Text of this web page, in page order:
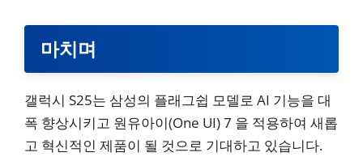
마치며
갤럭시 S25는 삼성의 플래그쉽 모델로 AI 기능을 대
폭 향상시키고 원유아이(One UI) 7 을 적용하여 새롭
고 혁신적인 제품이 될 것으로 기대하고 있습니다.